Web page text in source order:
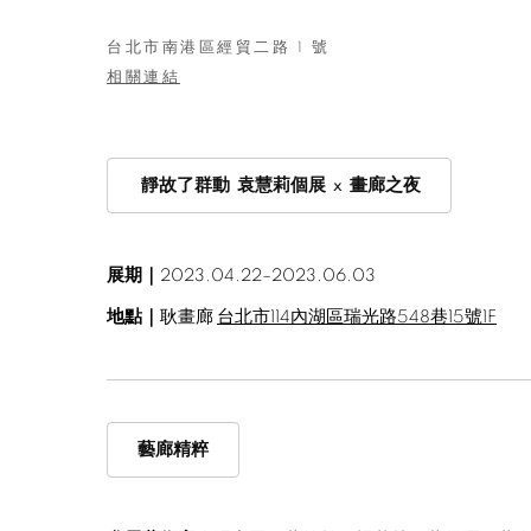
台北市南港區經貿二路 1 號
相關連結
靜故了群動 袁慧莉個展 x 畫廊之夜
展期｜ 2023.04.22–2023.06.03
地點｜ 耿畫廊 台北市114內湖區瑞光路548巷15號1F
藝廊精粹